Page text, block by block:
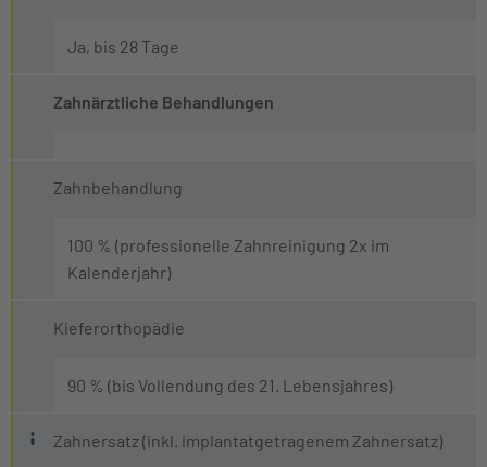
Ja, bis 28 Tage
Zahnärztliche Behandlungen
Zahnbehandlung
100 % (professionelle Zahnreinigung 2x im
Kalenderjahr)
Kieferorthopädie
90 % (bis Vollendung des 21. Lebensjahres)
Was bedeutet "implantatgetragener"
Zahnersatz (inkl. implantatgetragenem Zahnersatz)